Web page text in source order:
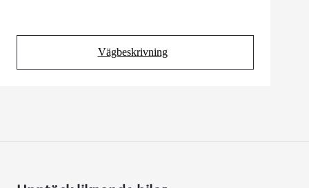
Vägbeskrivning
(Opens in new tab)